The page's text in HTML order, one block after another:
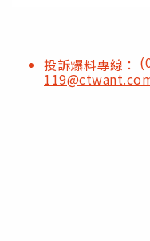
投訴爆料專線：